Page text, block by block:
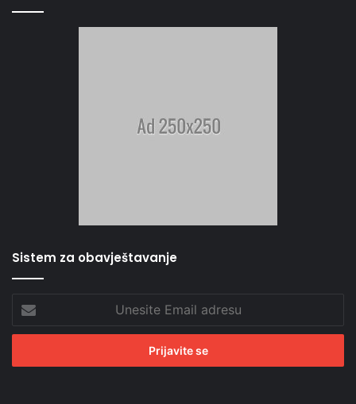
Sistem za obavještavanje
Email
adresu